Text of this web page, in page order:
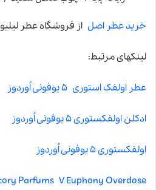
خرید عطر اصل از فروشگاه عطر
لینکهای مرتبط:
عطر اولفک استوری ۵ یوفونی اُوردوز
ادکلن اولفکستوری ۵ یوفونی اُوردوز
اولفکستوری ۵ یوفونی اُوردوز
Parfums V Euphony Overdose